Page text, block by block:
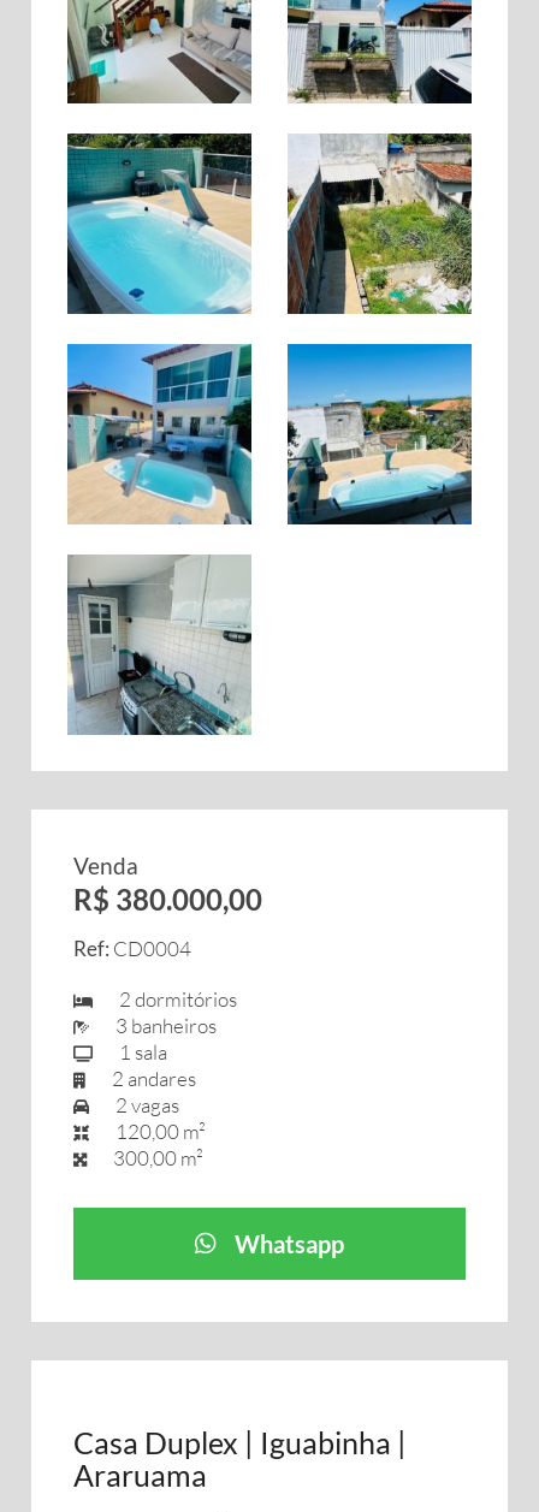
Venda
R$ 380.000,00
Ref: CD0004
2 dormitórios
3 banheiros
1 sala
2 andares
2 vagas
120,00 m²
300,00 m²
Whatsapp
Casa Duplex | Iguabinha |
Araruama